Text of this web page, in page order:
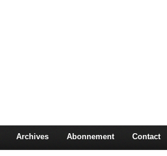
Archives Abonnement Contact